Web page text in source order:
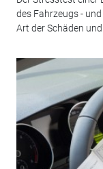
des Fahrzeugs -
Art der Schäden